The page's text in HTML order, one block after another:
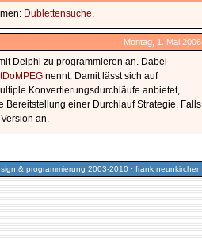
Dublettensuche.
Montag, 1. Mai 2006
Delphi zu programmieren an. Dabei
nennt. Damit lässt sich auf
Konvertierungsdurchläufe anbietet,
Bereitstellung einer Durchlauf Strategie. Falls
an.
& programmierung 2003-2010 · frank neunkirchen